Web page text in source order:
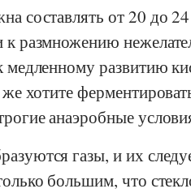
составлять от 20 до
размножению
развитию
хотите
анаэробные
газы, и их
большим, что